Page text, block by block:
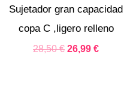
Sujetador gran capacidad
copa C ,ligero relleno
28,50€ 26,99 €